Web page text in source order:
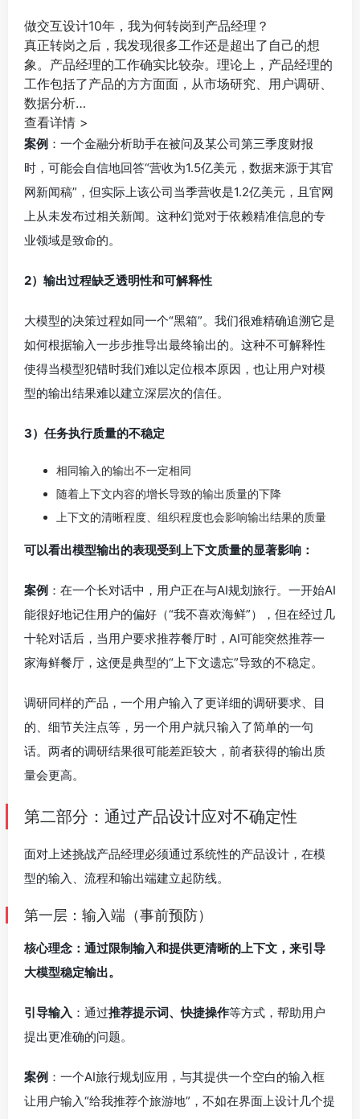
做交互设计10年，我为何转岗到产品经理？
真正转岗之后，我发现很多工作还是超出了自己的想
象。产品经理的工作确实比较杂。理论上，产品经理的
工作包括了产品的方方面面，从市场研究、用户调研、
数据分析…
查看详情 >
案例 ：一个金融分析助手在被问及某公司第三季度财报
时，可能会自信地回答“营收为1.5亿美元，数据来源于其官
网新闻稿”，但实际上该公司当季营收是1.2亿美元，且官网
上从未发布过相关新闻。这种幻觉对于依赖精准信息的专
业领域是致命的。
2）输出过程缺乏透明性和可解释性
大模型的决策过程如同一个“黑箱”。我们很难精确追溯它是
如何根据输入一步步推导出最终输出的。这种不可解释性
使得当模型犯错时我们难以定位根本原因，也让用户对模
型的输出结果难以建立深层次的信任。
3）任务执行质量的不稳定
相同输入的输出不一定相同
随着上下文内容的增长导致的输出质量的下降
上下文的清晰程度、组织程度也会影响输出结果的质量
可以看出模型输出的表现受到上下文质量的显著影响：
案例 ：在一个长对话中，用户正在与AI规划旅行。一开始AI
能很好地记住用户的偏好（“我不喜欢海鲜”），但在经过几
十轮对话后，当用户要求推荐餐厅时，AI可能突然推荐一
家海鲜餐厅，这便是典型的“上下文遗忘”导致的不稳定。
调研同样的产品，一个用户输入了更详细的调研要求、目
的、细节关注点等，另一个用户就只输入了简单的一句
话。两者的调研结果很可能差距较大，前者获得的输出质
量会更高。
第二部分：通过产品设计应对不确定性
面对上述挑战产品经理必须通过系统性的产品设计，在模
型的输入、流程和输出端建立起防线。
第一层：输入端（事前预防）
核心理念：通过限制输入和提供更清晰的上下文，来引导
大模型稳定输出。
引导输入 ：通过推荐提示词、快捷操作等方式，帮助用户
提出更准确的问题。
案例 ：一个AI旅行规划应用，与其提供一个空白的输入框
让用户输入“给我推荐个旅游地”，不如在界面上设计几个提